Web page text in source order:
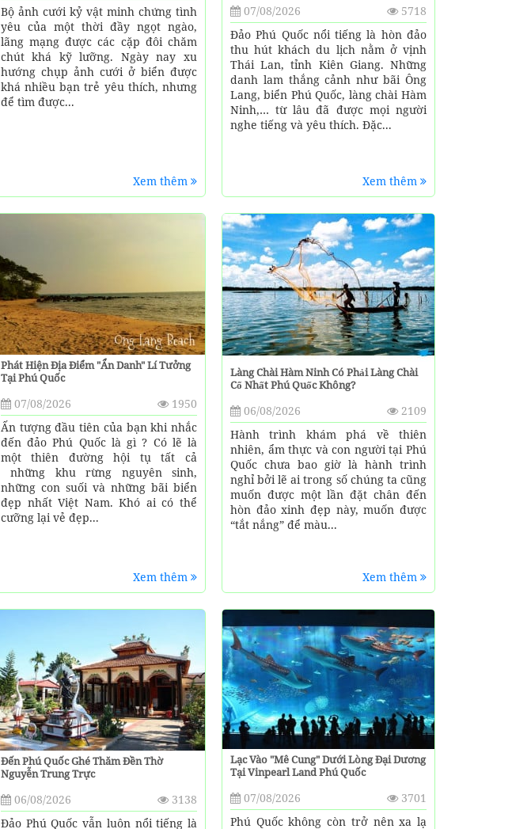
Bộ ảnh cưới kỷ vật minh chứng tình
yêu của một thời đầy ngọt ngào,
lãng mạng được các cặp đôi chăm
chút khá kỹ lưỡng. Ngày nay xu
hướng chụp ảnh cưới ở biển được
khá nhiều bạn trẻ yêu thích, nhưng
để tìm được...
Xem thêm
07/08/2026
5718
Đảo Phú Quốc nổi tiếng là hòn đảo
thu hút khách du lịch nằm ở vịnh
Thái Lan, tỉnh Kiên Giang. Những
danh lam thắng cảnh như bãi Ông
Lang, biển Phú Quốc, làng chài Hàm
Ninh,… từ lâu đã được mọi người
nghe tiếng và yêu thích. Đặc...
Xem thêm
Phát Hiện Địa Điểm "ẩn Danh" Lí Tưởng
Tại Phú Quốc
07/08/2026
1950
Ấn tượng đầu tiên của bạn khi nhắc
đến đảo Phú Quốc là gì ? Có lẽ là
một thiên đường hội tụ tất cả
những khu rừng nguyên sinh,
những con suối và những bãi biển
đẹp nhất Việt Nam. Khó ai có thể
cưỡng lại vẻ đẹp...
Xem thêm
Làng Chài Hàm Ninh Có Phải Làng Chài
Cổ Nhất Phú Quốc Không?
06/08/2026
2109
Hành trình khám phá về thiên
nhiên, ẩm thực và con người tại Phú
Quốc chưa bao giờ là hành trình
nghỉ bởi lẽ ai trong số chúng ta cũng
muốn được một lần đặt chân đến
hòn đảo xinh đẹp này, muốn được
“tắt nắng” để màu...
Xem thêm
Đến Phú Quốc Ghé Thăm Đền Thờ
Nguyễn Trung Trực
06/08/2026
3138
Đảo Phú Quốc vẫn luôn nổi tiếng là
Lạc Vào "mê Cung" Dưới Lòng Đại Dương
Tại Vinpearl Land Phú Quốc
07/08/2026
3701
Phú Quốc không còn trở nên xa lạ